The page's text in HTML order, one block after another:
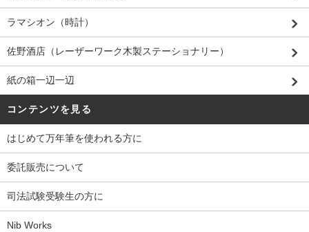
ラマシオン（時計）
佐野酒店（レーザーワーク木製ステーショナリー）
紙の箱一辺一辺
コンテンツを見る
はじめて万年筆を使われる方に
委託販売について
司法試験受験生の方に
Nib Works